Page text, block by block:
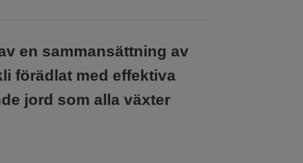
en sammansättning av
förädlat med effektiva
jord som alla växter